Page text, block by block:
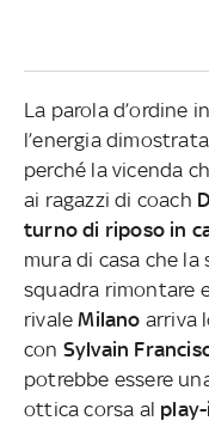
La parola d’ordine
l’energia
perché la vicenda
ai ragazzi di coach
turno di riposo in
mura di casa che
squadra rimontare
rivaleMilano arriva
con Sylvain
potrebbe essere
ottica corsa al